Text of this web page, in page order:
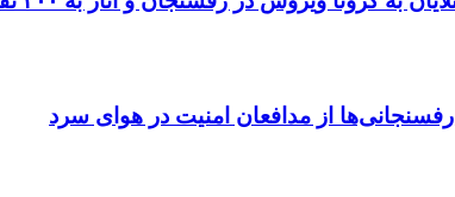
از مدافعان امنیت در هوای سرد